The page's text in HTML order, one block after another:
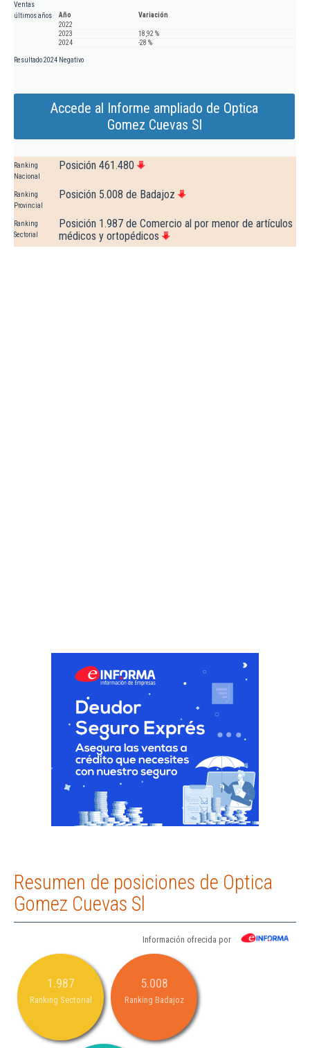
Ventas
últimos años
Año
Variación
2022
2023
18,92 %
2024
-28 %
Resultado 2024 Negativo
Accede al Informe ampliado de Optica
Gomez Cuevas Sl
Ranking
Nacional
Posición 461.480
Ranking
Provincial
Posición 5.008 de Badajoz
Ranking
Sectorial
Posición 1.987 de Comercio al por menor de artículos
médicos y ortopédicos
Resumen de posiciones de Optica
Gomez Cuevas Sl
Información ofrecida por
1.987
Ranking Sectorial
5.008
Ranking Badajoz